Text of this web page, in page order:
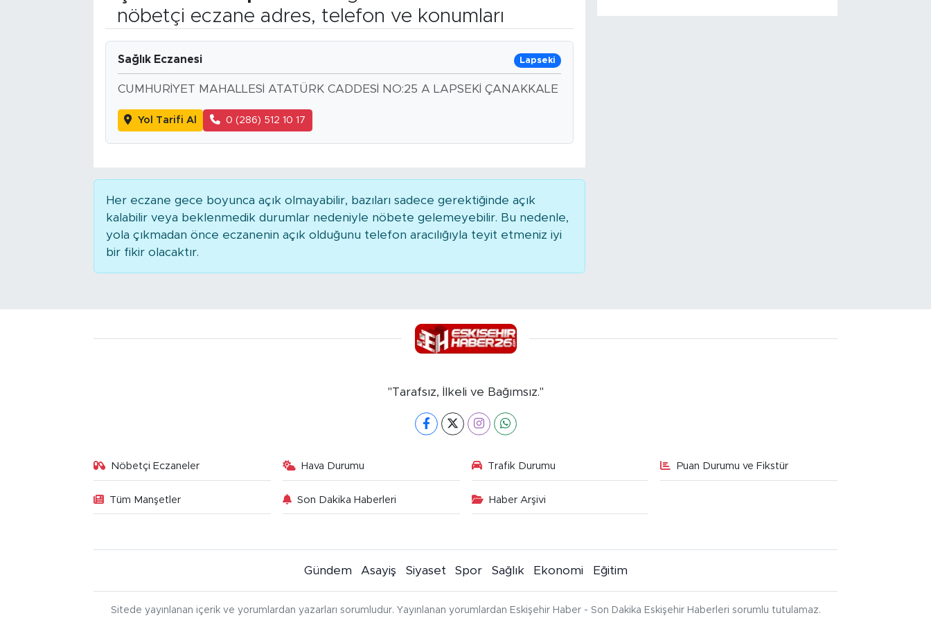
nöbetçi eczane adres, telefon ve konumları
Sağlık Eczanesi Lapseki
CUMHURİYET MAHALLESİ ATATÜRK CADDESİ NO:25 A LAPSEKİ ÇANAKKALE
Yol Tarifi Al 0 (286) 512 10 17
Her eczane gece boyunca açık olmayabilir, bazıları sadece gerektiğinde açık
kalabilir veya beklenmedik durumlar nedeniyle nöbete gelemeyebilir. Bu nedenle,
yola çıkmadan önce eczanenin açık olduğunu telefon aracılığıyla teyit etmeniz iyi
bir fikir olacaktır.
"Tarafsız, İlkeli ve Bağımsız."
Nöbetçi Eczaneler Hava Durumu Trafik Durumu Puan Durumu ve Fikstür
Tüm Manşetler Son Dakika Haberleri Haber Arşivi
Gündem Asayiş Siyaset Spor Sağlık Ekonomi Eğitim
Sitede yayınlanan içerik ve yorumlardan yazarları sorumludur. Yayınlanan yorumlardan Eskişehir Haber - Son Dakika Eskişehir Haberleri sorumlu tutulamaz.